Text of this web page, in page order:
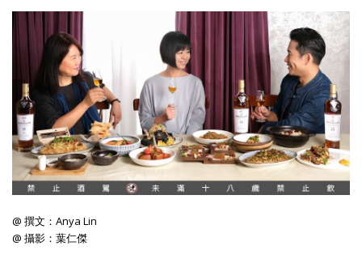
影音區
創意出版服務
歷史區
關於Yilan
個人著作
活動實況記錄
媒體報導一覽
@ 撰文：Anya Lin
@ 攝影：葉仁傑